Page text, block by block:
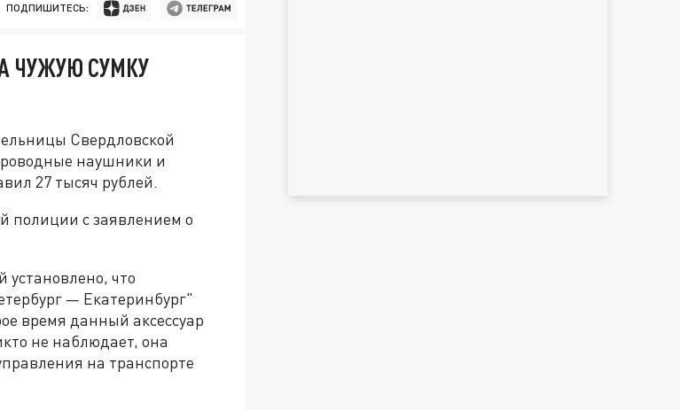
ПОДПИШИТЕСЬ:
ЧУЖУЮ СУМКУ
Свердловской
наушники и
27 тысяч рублей.
полиции с заявлением о
что
— Екатеринбург"
время данный аксессуар
не наблюдает, она
на транспорте